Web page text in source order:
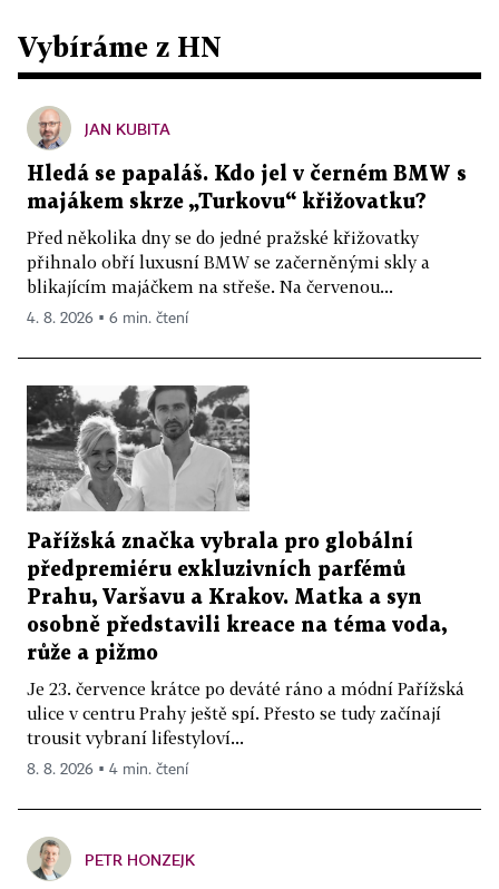
Vybíráme z HN
JAN KUBITA
Hledá se papaláš. Kdo jel v černém BMW s
majákem skrze „Turkovu“ křižovatku?
Před několika dny se do jedné pražské křižovatky
přihnalo obří luxusní BMW se začerněnými skly a
blikajícím majáčkem na střeše. Na červenou...
4. 8. 2026 ▪ 6 min. čtení
Pařížská značka vybrala pro globální
předpremiéru exkluzivních parfémů
Prahu, Varšavu a Krakov. Matka a syn
osobně představili kreace na téma voda,
růže a pižmo
Je 23. července krátce po deváté ráno a módní Pařížská
ulice v centru Prahy ještě spí. Přesto se tudy začínají
trousit vybraní lifestyloví...
8. 8. 2026 ▪ 4 min. čtení
PETR HONZEJK